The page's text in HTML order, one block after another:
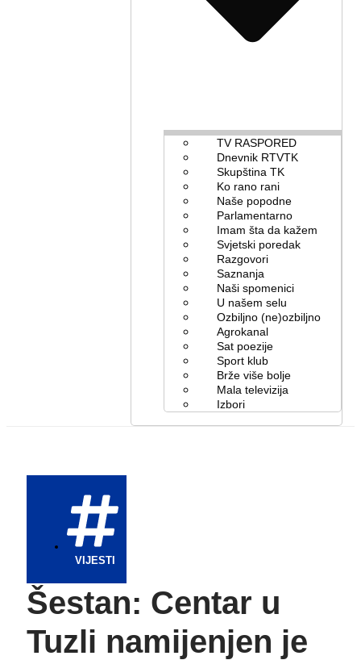
TV RASPORED
Dnevnik RTVTK
Skupština TK
Ko rano rani
Naše popodne
Parlamentarno
Imam šta da kažem
Svjetski poredak
Razgovori
Saznanja
Naši spomenici
U našem selu
Ozbiljno (ne)ozbiljno
Agrokanal
Sat poezije
Sport klub
Brže više bolje
Mala televizija
Izbori
VIJESTI
Šestan: Centar u
Tuzli namijenjen je